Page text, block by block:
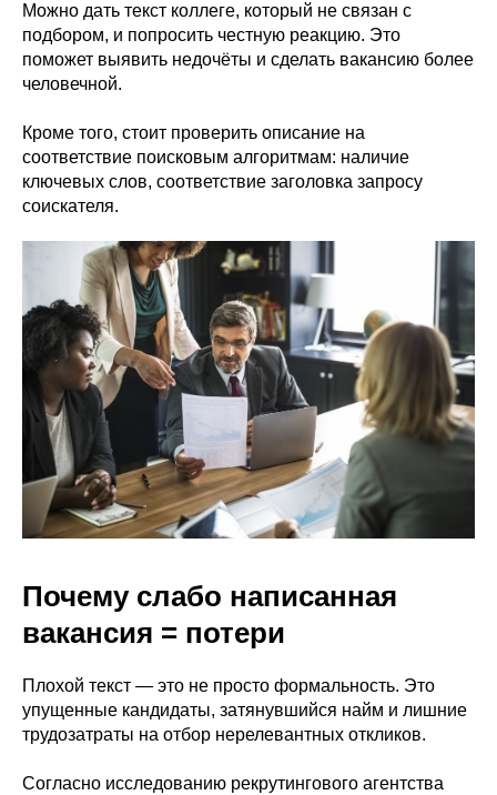
Можно дать текст коллеге, который не связан с
подбором, и попросить честную реакцию. Это
поможет выявить недочёты и сделать вакансию более
человечной.
Кроме того, стоит проверить описание на
соответствие поисковым алгоритмам: наличие
ключевых слов, соответствие заголовка запросу
соискателя.
Почему слабо написанная
вакансия = потери
Плохой текст — это не просто формальность. Это
упущенные кандидаты, затянувшийся найм и лишние
трудозатраты на отбор нерелевантных откликов.
Согласно исследованию рекрутингового агентства